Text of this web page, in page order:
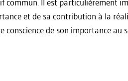
commun. Il est particulièrement
et de sa contribution à la
de son importance au